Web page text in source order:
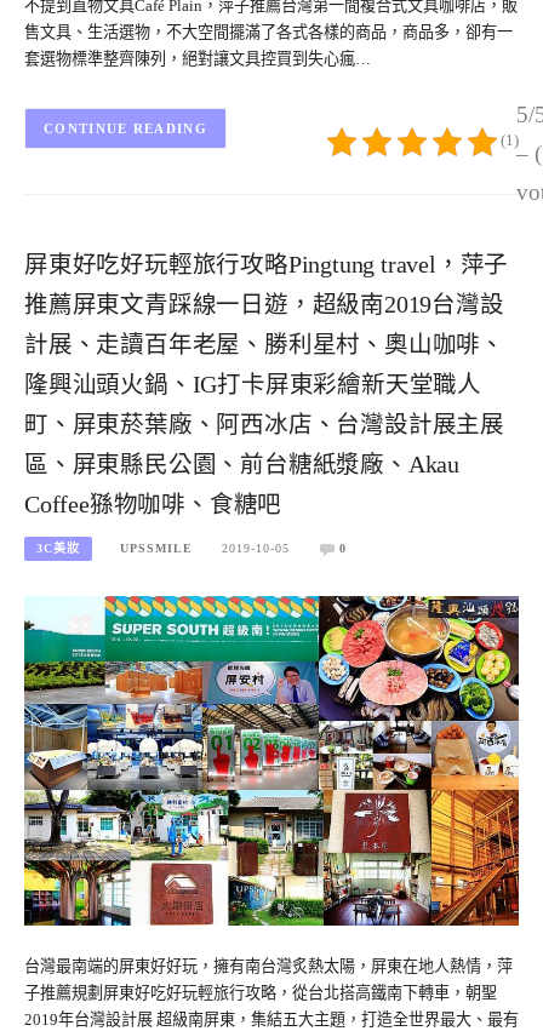
不提到直物文具Café Plain，萍子推薦台灣第一間複合式文具咖啡店，販
售文具、生活選物，不大空間擺滿了各式各樣的商品，商品多，卻有一
套選物標準整齊陳列，絕對讓文具控買到失心瘋…
5/
–
(1)
CONTINUE READING
屏東好吃好玩輕旅行攻略Pingtung travel，萍子
推薦屏東文青踩線一日遊，超級南2019台灣設
計展、走讀百年老屋、勝利星村、奧山咖啡、
隆興汕頭火鍋、IG打卡屏東彩繪新天堂職人
町、屏東菸葉廠、阿西冰店、台灣設計展主展
區、屏東縣民公園、前台糖紙漿廠、Akau
Coffee猻物咖啡、食糖吧
3C美妝 UPSSMILE 2019-10-05 0
台灣最南端的屏東好好玩，擁有南台灣炙熱太陽，屏東在地人熱情，萍
子推薦規劃屏東好吃好玩輕旅行攻略，從台北搭高鐵南下轉車，朝聖
2019年台灣設計展 超級南屏東，集結五大主題，打造全世界最大、最有